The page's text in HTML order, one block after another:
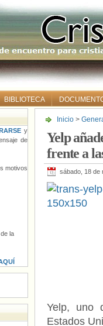
BIBLIOTECA
Inicio >
Yelp
frente a
sábado, 18 de
Yelp, uno
Estados
y
de
motivos
la